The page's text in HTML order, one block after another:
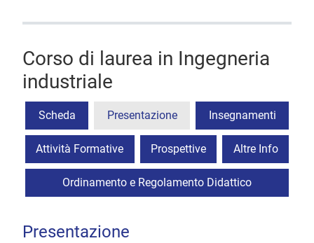
Corso di laurea in Ingegneria
industriale
Scheda Presentazione Insegnamenti
Attività Formative Prospettive Altre Info
Ordinamento e Regolamento Didattico
Presentazione